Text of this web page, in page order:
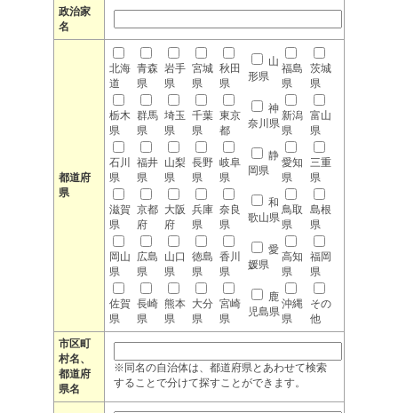
政治家
名
都道府
県
北海
道
青森
県
岩手
県
宮城
県
秋田
県
山
形県
福島
県
茨城
県
栃木
県
群馬
県
埼玉
県
千葉
県
東京
都
神
奈川県
新潟
県
富山
県
石川
県
福井
県
山梨
県
長野
県
岐阜
県
静
岡県
愛知
県
三重
県
滋賀
県
京都
府
大阪
府
兵庫
県
奈良
県
和
歌山県
鳥取
県
島根
県
岡山
県
広島
県
山口
県
徳島
県
香川
県
愛
媛県
高知
県
福岡
県
佐賀
県
長崎
県
熊本
県
大分
県
宮崎
県
鹿
児島県
沖縄
県
その
他
市区町
村名、
都道府
県名
※同名の自治体は、都道府県とあわせて検索
することで分けて探すことができます。